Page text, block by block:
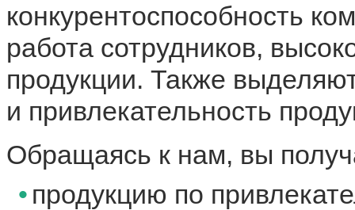
конкурентоспособность
работа сотрудников,
продукции. Также
и привлекательность
Обращаясь к нам, вы
продукцию по